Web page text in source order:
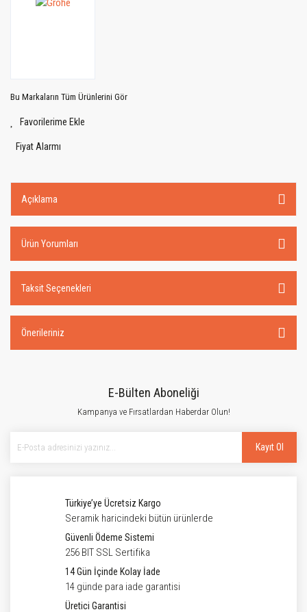
Bu Markaların Tüm Ürünlerini Gör
Fiyat Alarmı
Açıklama
Ürün Yorumları
Taksit Seçenekleri
Önerileriniz
E-Bülten Aboneliği
Kampanya ve Fırsatlardan Haberdar Olun!
Kayıt Ol
Türkiye’ye Ücretsiz Kargo
Seramik haricindeki bütün ürünlerde
Güvenli Ödeme Sistemi
256 BIT SSL Sertifika
14 Gün İçinde Kolay İade
14 günde para iade garantisi
Üretici Garantisi